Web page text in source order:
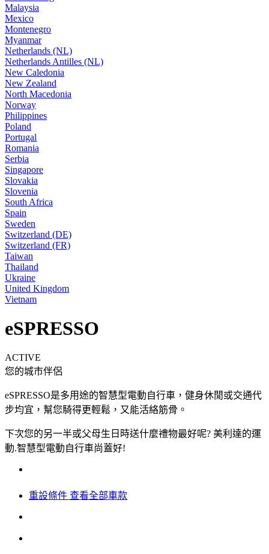
Malaysia
Mexico
Montenegro
Myanmar
Netherlands (NL)
Netherlands Antilles (NL)
New Caledonia
New Zealand
North Macedonia
Norway
Philippines
Poland
Portugal
Romania
Serbia
Singapore
Slovakia
Slovenia
South Africa
Spain
Sweden
Switzerland (DE)
Switzerland (FR)
Taiwan
Thailand
Ukraine
United Kingdom
Vietnam
eSPRESSO
ACTIVE
您的城市伴侶
eSPRESSO是多用途的智慧型電動自行車，健身休閒或交通代
步均宜，幫您騎得更輕鬆，又能活絡筋骨。
下次您的另一半或父母生日時送什麼禮物最好呢? 美利達的運
動.智慧型電動自行車尚蓋好!
重設條件 查看全部車款